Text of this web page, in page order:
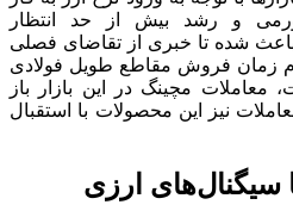
و رشد بیش از حد انتظار
شده تا خبری از تقاضای فصلی
زمان فروش مقاطع طویل فولادی
8 اردیبهشت‌، معاملات مچینگ در این بازار باز
نیز این محصولات با استقبال
سیگنال‌های ارزی